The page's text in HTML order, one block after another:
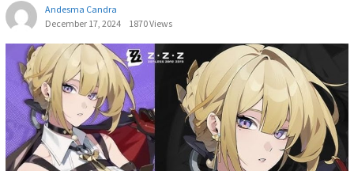
Andesma Candra
December 17, 2024
1870 Views